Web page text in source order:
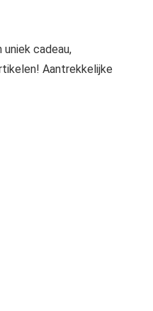
uniek cadeau,
Aantrekkelijke